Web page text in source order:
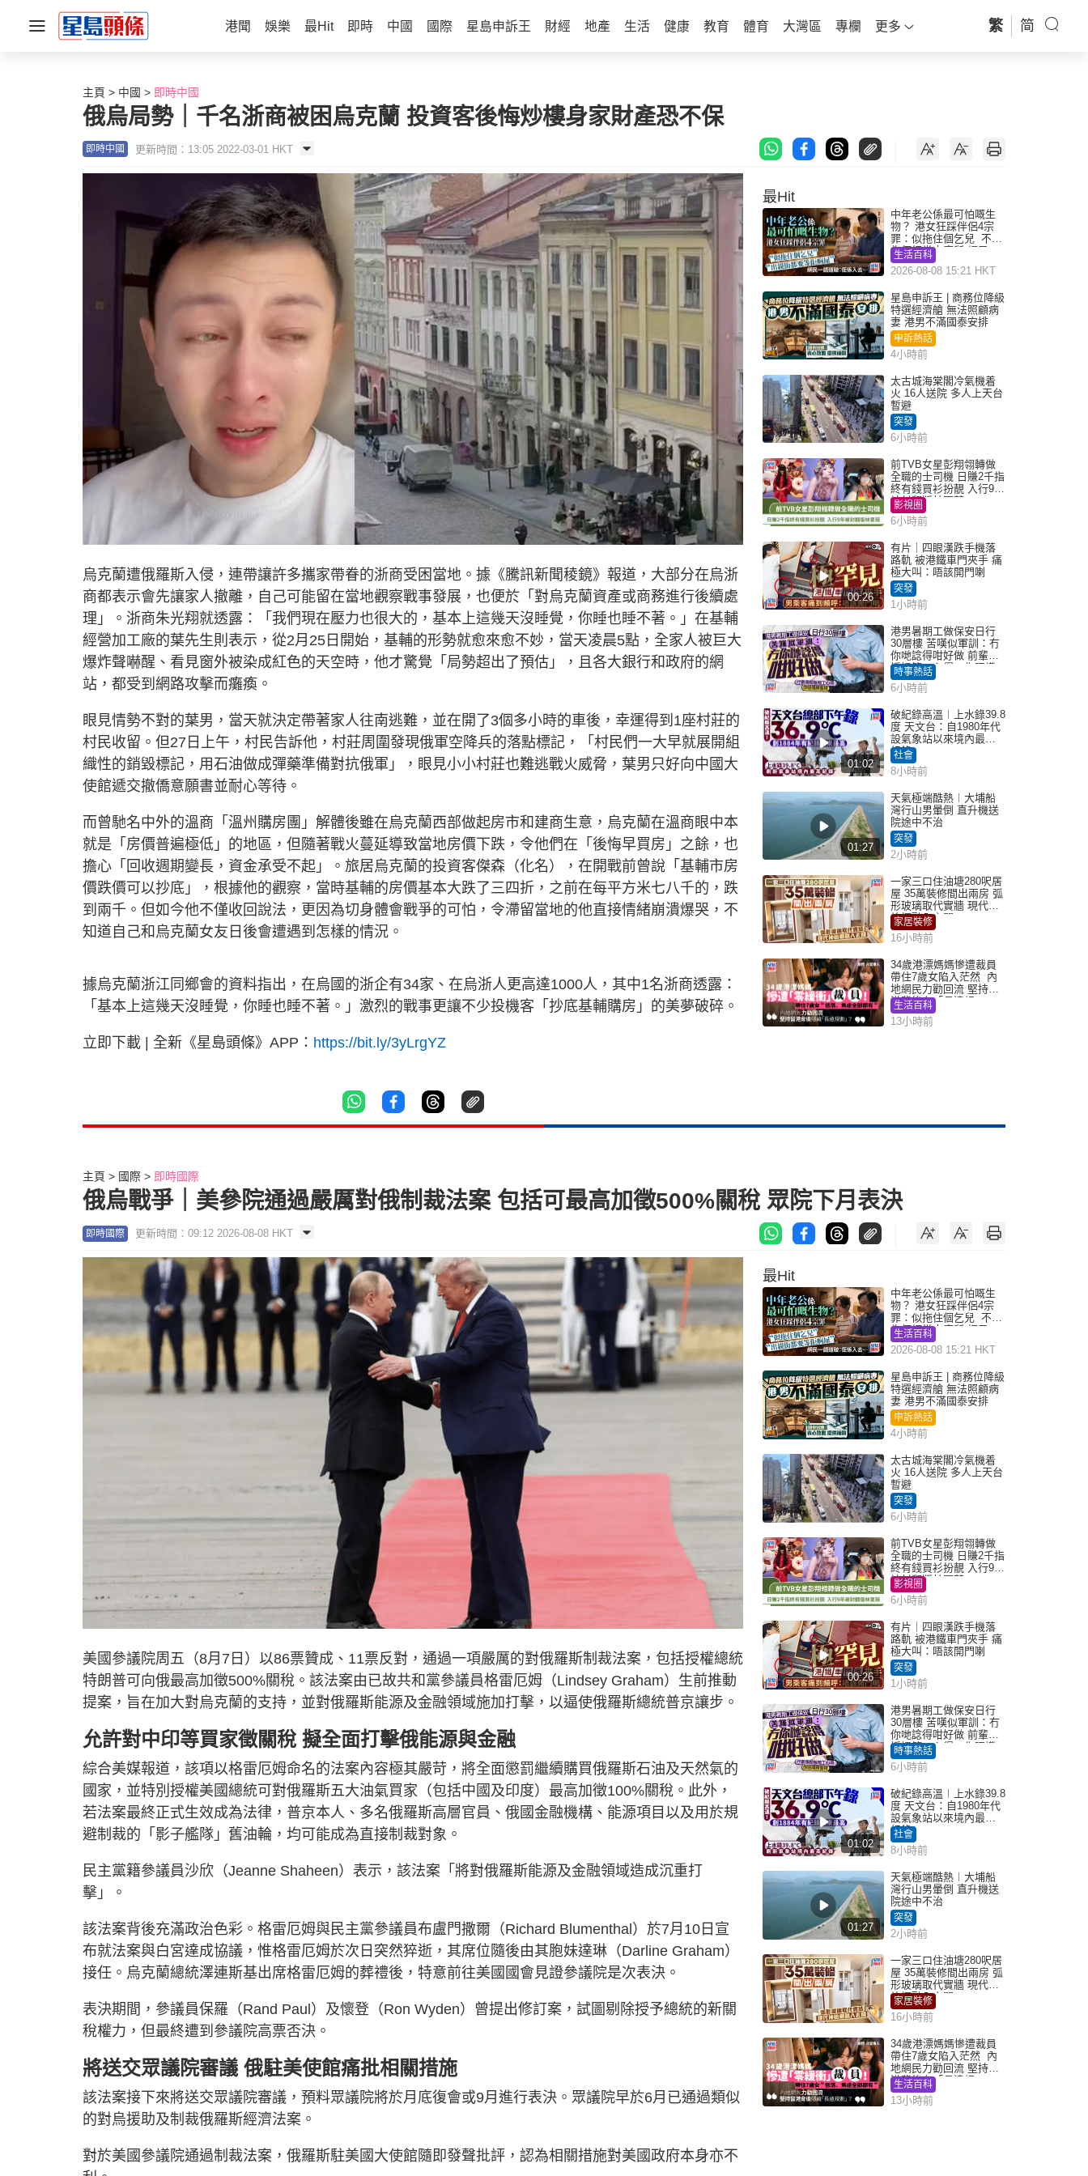
港聞 娛樂 最Hit 即時 中國 國際 星島申訴王 財經 地產 生活 健康 教育 體育 大灣區 專欄 更多 繁 简
主頁 中國 即時中國
俄烏局勢｜千名浙商被困烏克蘭 投資客後悔炒樓身家財產恐不保
即時中國 更新時間：13:05 2022-03-01 HKT
烏克蘭遭俄羅斯入侵，連帶讓許多攜家帶眷的浙商受困當地。據《騰訊新聞稜鏡》報道，大部分在烏浙
商都表示會先讓家人撤離，自己可能留在當地觀察戰事發展，也便於「對烏克蘭資產或商務進行後續處
理」。浙商朱光翔就透露：「我們現在壓力也很大的，基本上這幾天沒睡覺，你睡也睡不著。」在基輔
經營加工廠的葉先生則表示，從2月25日開始，基輔的形勢就愈來愈不妙，當天凌晨5點，全家人被巨大
爆炸聲嚇醒、看見窗外被染成紅色的天空時，他才驚覺「局勢超出了預估」，且各大銀行和政府的網
站，都受到網路攻擊而癱瘓。
眼見情勢不對的葉男，當天就決定帶著家人往南逃難，並在開了3個多小時的車後，幸運得到1座村莊的
村民收留。但27日上午，村民告訴他，村莊周圍發現俄軍空降兵的落點標記，「村民們一大早就展開組
織性的銷毀標記，用石油做成彈藥準備對抗俄軍」，眼見小小村莊也難逃戰火威脅，葉男只好向中國大
使館遞交撤僑意願書並耐心等待。
而曾馳名中外的溫商「溫州購房團」解體後雖在烏克蘭西部做起房市和建商生意，烏克蘭在溫商眼中本
就是「房價普遍極低」的地區，但隨著戰火蔓延導致當地房價下跌，令他們在「後悔早買房」之餘，也
擔心「回收週期變長，資金承受不起」。旅居烏克蘭的投資客傑森（化名），在開戰前曾說「基輔市房
價跌價可以抄底」，根據他的觀察，當時基輔的房價基本大跌了三四折，之前在每平方米七八千的，跌
到兩千。但如今他不僅收回說法，更因為切身體會戰爭的可怕，令滯留當地的他直接情緒崩潰爆哭，不
知道自己和烏克蘭女友日後會遭遇到怎樣的情況。
據烏克蘭浙江同鄉會的資料指出，在烏國的浙企有34家、在烏浙人更高達1000人，其中1名浙商透露：
「基本上這幾天沒睡覺，你睡也睡不著。」激烈的戰事更讓不少投機客「抄底基輔購房」的美夢破碎。
立即下載 | 全新《星島頭條》APP： https://bit.ly/3yLrgYZ
最Hit
中年老公係最可怕嘅生
物？ 港女狂踩伴侶4宗
罪：似拖住個乞兒 不解
為何經常去廁所 網民一
語道破
生活百科
2026-08-08 15:21 HKT
星島申訴王 | 商務位降級
特選經濟艙 無法照顧病
妻 港男不滿國泰安排
申訴熱話
4小時前
太古城海棠閣冷氣機着
火 16人送院 多人上天台
暫避
突發
6小時前
前TVB女星彭翔翎轉做
全職的士司機 日賺2千指
終有錢買衫扮靚 入行9年
被封翻版林夏薇
影視圈
6小時前
00:26
有片｜四眼漢跌手機落
路軌 被港鐵車門夾手 痛
極大叫：唔該開門喇
突發
1小時前
港男暑期工做保安日行
30層樓 苦嘆似軍訓：冇
你哋諗得咁好做 前輩傳
授搵筍工心得：你唔識
揀盤啫｜Juicy叮
時事熱話
6小時前
01:02
破紀錄高溫︱上水錄39.8
度 天文台：自1980年代
設氣象站以來境內最高
紀錄
社會
8小時前
01:27
天氣極端酷熱︱大埔船
灣行山男暈倒 直升機送
院途中不治
突發
2小時前
一家三口住油塘280呎居
屋 35萬裝修間出兩房 弧
形玻璃取代實牆 現代神
枱櫃融入玄關
家居裝修
16小時前
34歲港漂媽媽慘遭裁員
帶住7歲女陷入茫然 內
地網民力勸回流 堅持留
港背後有「長遠規
劃」？
生活百科
13小時前
主頁 國際 即時國際
俄烏戰爭｜美參院通過嚴厲對俄制裁法案 包括可最高加徵500%關稅 眾院下月表決
即時國際 更新時間：09:12 2026-08-08 HKT
美國參議院周五（8月7日）以86票贊成、11票反對，通過一項嚴厲的對俄羅斯制裁法案，包括授權總統
特朗普可向俄最高加徵500%關稅。該法案由已故共和黨參議員格雷厄姆（Lindsey Graham）生前推動
提案，旨在加大對烏克蘭的支持，並對俄羅斯能源及金融領域施加打擊，以逼使俄羅斯總統普京讓步。
允許對中印等買家徵關稅 擬全面打擊俄能源與金融
綜合美媒報道，該項以格雷厄姆命名的法案內容極其嚴苛，將全面懲罰繼續購買俄羅斯石油及天然氣的
國家，並特別授權美國總統可對俄羅斯五大油氣買家（包括中國及印度）最高加徵100%關稅。此外，
若法案最終正式生效成為法律，普京本人、多名俄羅斯高層官員、俄國金融機構、能源項目以及用於規
避制裁的「影子艦隊」舊油輪，均可能成為直接制裁對象。
民主黨籍參議員沙欣（Jeanne Shaheen）表示，該法案「將對俄羅斯能源及金融領域造成沉重打
擊」。
該法案背後充滿政治色彩。格雷厄姆與民主黨參議員布盧門撒爾（Richard Blumenthal）於7月10日宣
布就法案與白宮達成協議，惟格雷厄姆於次日突然猝逝，其席位隨後由其胞妹達琳（Darline Graham）
接任。烏克蘭總統澤連斯基出席格雷厄姆的葬禮後，特意前往美國國會見證參議院是次表決。
表決期間，參議員保羅（Rand Paul）及懷登（Ron Wyden）曾提出修訂案，試圖剔除授予總統的新關
稅權力，但最終遭到參議院高票否決。
將送交眾議院審議 俄駐美使館痛批相關措施
該法案接下來將送交眾議院審議，預料眾議院將於月底復會或9月進行表決。眾議院早於6月已通過類似
的對烏援助及制裁俄羅斯經濟法案。
對於美國參議院通過制裁法案，俄羅斯駐美國大使館隨即發聲批評，認為相關措施對美國政府本身亦不
最Hit
中年老公係最可怕嘅生
物？ 港女狂踩伴侶4宗
罪：似拖住個乞兒 不解
為何經常去廁所 網民一
語道破
生活百科
2026-08-08 15:21 HKT
星島申訴王 | 商務位降級
特選經濟艙 無法照顧病
妻 港男不滿國泰安排
申訴熱話
4小時前
太古城海棠閣冷氣機着
火 16人送院 多人上天台
暫避
突發
6小時前
前TVB女星彭翔翎轉做
全職的士司機 日賺2千指
終有錢買衫扮靚 入行9年
被封翻版林夏薇
影視圈
6小時前
00:26
有片｜四眼漢跌手機落
路軌 被港鐵車門夾手 痛
極大叫：唔該開門喇
突發
1小時前
港男暑期工做保安日行
30層樓 苦嘆似軍訓：冇
你哋諗得咁好做 前輩傳
授搵筍工心得：你唔識
揀盤啫｜Juicy叮
時事熱話
6小時前
01:02
破紀錄高溫︱上水錄39.8
度 天文台：自1980年代
設氣象站以來境內最高
紀錄
社會
8小時前
01:27
天氣極端酷熱︱大埔船
灣行山男暈倒 直升機送
院途中不治
突發
2小時前
一家三口住油塘280呎居
屋 35萬裝修間出兩房 弧
形玻璃取代實牆 現代神
枱櫃融入玄關
家居裝修
16小時前
34歲港漂媽媽慘遭裁員
帶住7歲女陷入茫然 內
地網民力勸回流 堅持留
港背後有「長遠規
劃」？
生活百科
13小時前